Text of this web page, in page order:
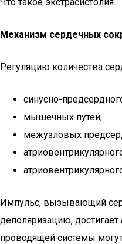
Механизм сердечных
Регуляцию количества
синусно-
мышечных путей;
межузловых
Импульс, вызывающий
деполяризацию,
проводящей системы